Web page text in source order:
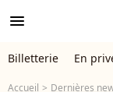
menu
Billetterie En
Accueil Dernières